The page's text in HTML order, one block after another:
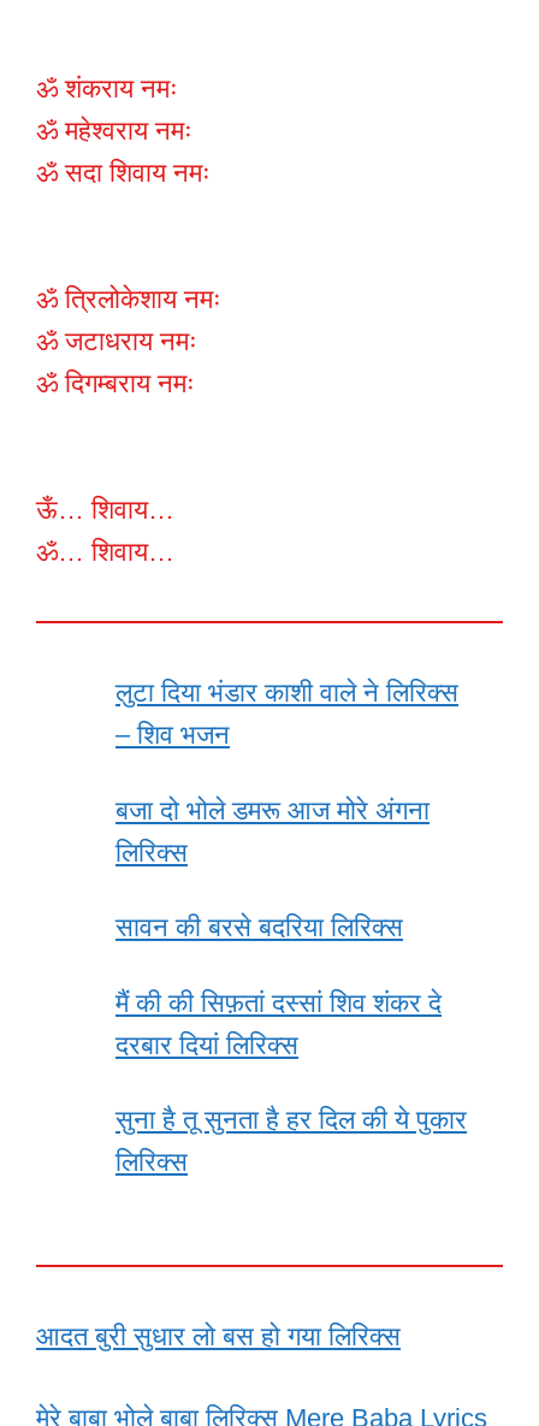
ॐ शंकराय नमः
ॐ महेश्वराय नमः
ॐ सदा शिवाय नमः
ॐ त्रिलोकेशाय नमः
ॐ जटाधराय नमः
ॐ दिगम्बराय नमः
ऊँ… शिवाय…
ॐ… शिवाय…
लुटा दिया भंडार काशी वाले ने लिरिक्स
– शिव भजन
बजा दो भोले डमरू आज मोरे अंगना
लिरिक्स
सावन की बरसे बदरिया लिरिक्स
मैं की की सिफ़तां दस्सां शिव शंकर दे
दरबार दियां लिरिक्स
सुना है तू सुनता है हर दिल की ये पुकार
लिरिक्स
आदत बुरी सुधार लो बस हो गया लिरिक्स
मेरे बाबा भोले बाबा लिरिक्स Mere Baba Lyrics